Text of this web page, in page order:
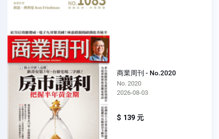
商業周刊 - No.2020
No. 2020
2026-08-03
$ 139 元